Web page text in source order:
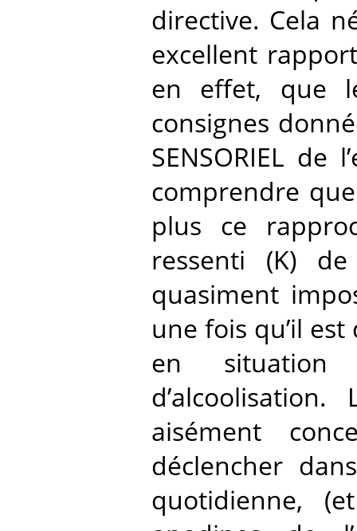
directive. Cela
excellent
en effet, que
consignes
SENSORIEL de
comprendre
plus ce
ressenti (K)
quasiment
une fois qu’il
en situation
aisément
déclencher
quotidienne,